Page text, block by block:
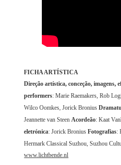
FICHA ARTÍSTICA
Direção artística, conceção, imagens,
performers: Marie Raemakers, Rob
Wilco Oomkes, Jorick Bronius
Jeannette van SteenAcordeão: Kaat
eletrónica: Jorick BroniusFotografias:
Hermark Classical Suzhou, Suzhou
www.lichtbende.nl